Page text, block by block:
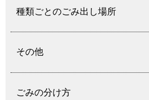
種類ごとのごみ出し場所
その他
ごみの分け方